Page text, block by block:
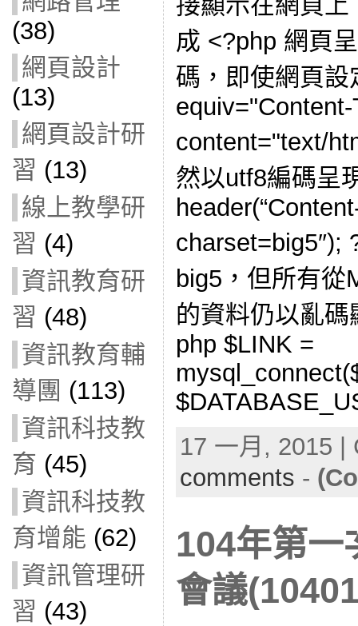
(38)
網頁設計
(13)
網頁設計研
習 (13)
線上教學研
習 (4)
資訊教育研
習 (48)
資訊教育輔
導團 (113)
資訊科技教
育 (45)
資訊科技教
育增能 (62)
資訊管理研
習 (43)
成 <?php 網頁
碼，即使網頁
content="text/
然以utf8編碼呈
charset=big5″);
big5，但所有從
的資料仍以亂
php $LINK =
17 一月, 2015
comments -
104年第一
會議